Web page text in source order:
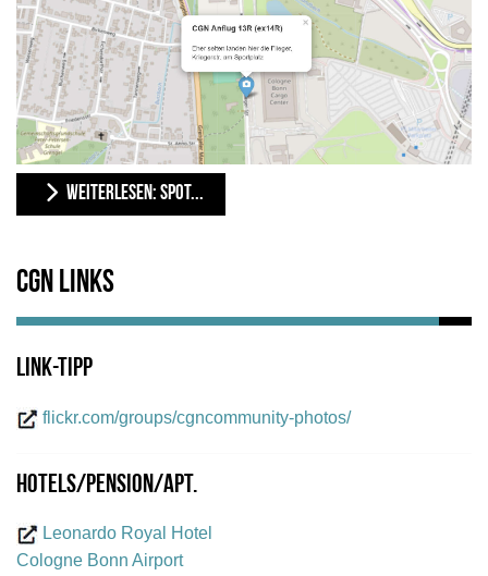
WEITERLESEN: SPOT...
CGN Links
Link-Tipp
flickr.com/groups/cgncommunity-photos/
Hotels/Pension/Apt.
Leonardo Royal Hotel
Cologne Bonn Airport